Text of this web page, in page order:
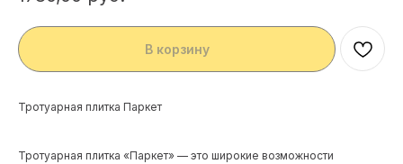
В корзину
Тротуарная плитка Паркет
Тротуарная плитка «Паркет» — это широкие возможности